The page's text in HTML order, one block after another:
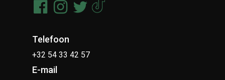
Telefoon
+32 54 33 42 57
E-mail